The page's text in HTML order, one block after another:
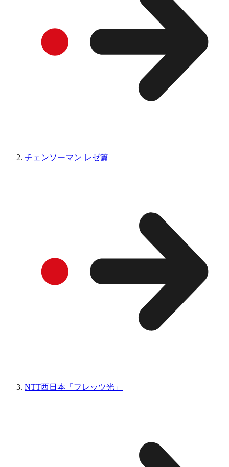
チェンソーマン レゼ篇
NTT西日本「フレッツ光」